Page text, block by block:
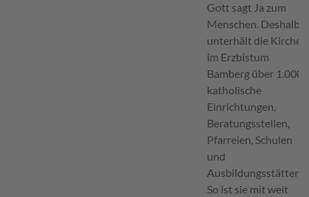
Gott sagt Ja zum
Menschen. Deshalb
unterhält die Kirche
im Erzbistum
Bamberg über 1.000
katholische
Einrichtungen,
Beratungsstellen,
Pfarreien, Schulen
und
Ausbildungsstätten.
So ist sie mit weit